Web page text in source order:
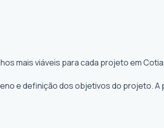
mais viáveis para cada projeto em Cotia,
e definição dos objetivos do projeto. A